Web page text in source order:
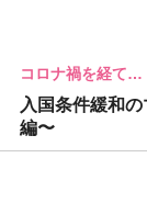
コロナ禍を経て…
入国条件緩和
編〜